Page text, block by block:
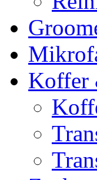
Koffer